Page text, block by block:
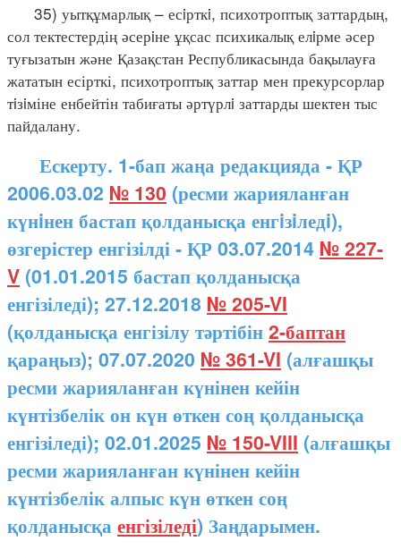
35) уытқұмарлық – есiрткi, психотроптық заттардың,
сол тектестердің әсерiне ұқсас психикалық елiрме әсер
туғызатын және Қазақстан Республикасында бақылауға
жататын есірткі, психотроптық заттар мен прекурсорлар
тiзiміне енбейтін табиғаты әртүрлi заттарды шектен тыс
пайдалану.
Ескерту. 1-бап жаңа редакцияда - ҚР
2006.03.02 № 130 (ресми жарияланған
күнiнен бастап қолданысқа енгiзiледi),
өзгерістер енгізілді - ҚР 03.07.2014 № 227-
V (01.01.2015 бастап қолданысқа
енгізіледі); 27.12.2018 № 205-VI
(қолданысқа енгізілу тәртібін2-баптан
қараңыз); 07.07.2020 № 361-VI (алғашқы
ресми жарияланған күнінен кейін
күнтізбелік он күн өткен соң қолданысқа
енгізіледі); 02.01.2025 № 150-VIII (алғашқы
ресми жарияланған күнінен кейін
күнтізбелік алпыс күн өткен соң
қолданысқа енгізіледі) Заңдарымен.